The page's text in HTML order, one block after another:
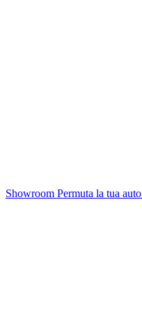
Showroom Permuta la tua auto